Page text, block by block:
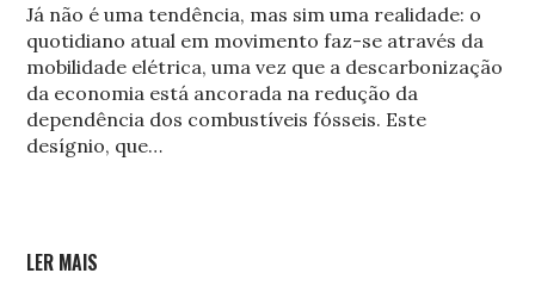
Já não é uma tendência, mas sim uma realidade: o
quotidiano atual em movimento faz-se através da
mobilidade elétrica, uma vez que a descarbonização
da economia está ancorada na redução da
dependência dos combustíveis fósseis. Este
desígnio, que…
LER MAIS